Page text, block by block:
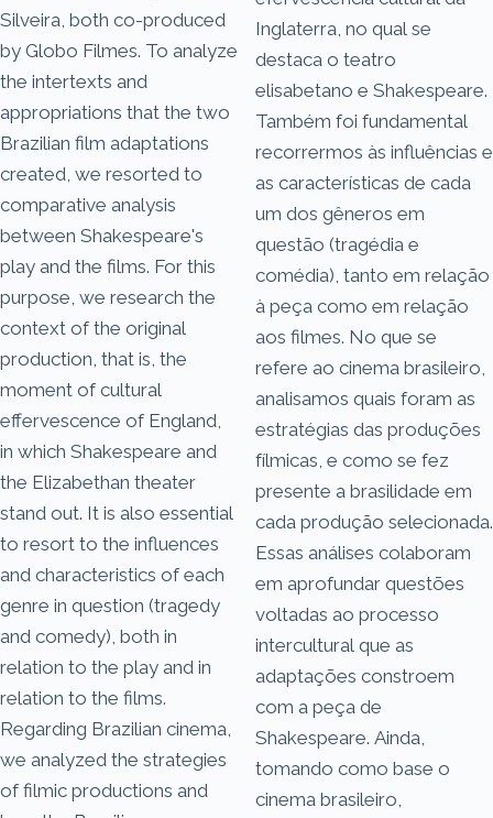
Silveira, both co-produced
by Globo Filmes. To analyze
the intertexts and
appropriations that the two
Brazilian film adaptations
created, we resorted to
comparative analysis
between Shakespeare's
play and the films. For this
purpose, we research the
context of the original
production, that is, the
moment of cultural
effervescence of England,
in which Shakespeare and
the Elizabethan theater
stand out. It is also essential
to resort to the influences
and characteristics of each
genre in question (tragedy
and comedy), both in
relation to the play and in
relation to the films.
Regarding Brazilian cinema,
we analyzed the strategies
of filmic productions and
Inglaterra, no qual se
destaca o teatro
elisabetano e Shakespeare.
Também foi fundamental
recorrermos às influências e
as características de cada
um dos gêneros em
questão (tragédia e
comédia), tanto em relação
à peça como em relação
aos filmes. No que se
refere ao cinema brasileiro,
analisamos quais foram as
estratégias das produções
fílmicas, e como se fez
presente a brasilidade em
cada produção selecionada.
Essas análises colaboram
em aprofundar questões
voltadas ao processo
intercultural que as
adaptações constroem
com a peça de
Shakespeare. Ainda,
tomando como base o
cinema brasileiro,